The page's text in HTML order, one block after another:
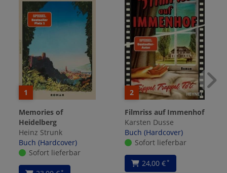
1
Memories of
Heidelberg
Heinz Strunk
Buch (Hardcover)
Sofort lieferbar
2
Filmriss auf Immenhof
Karsten Dusse
Buch (Hardcover)
Sofort lieferbar
24,00 €*